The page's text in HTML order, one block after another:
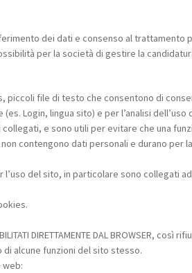
dei dati e consenso al
per la società di gestire la
piccoli file di testo che consentono di
Login, lingua sito) e per l’analisi dell’uso
e sono utili per evitare che una
contengono dati personali e durano per
del sito, in particolare sono collegati
DIRETTAMENTE DAL BROWSER,
alcune funzioni del sito stesso.
web: